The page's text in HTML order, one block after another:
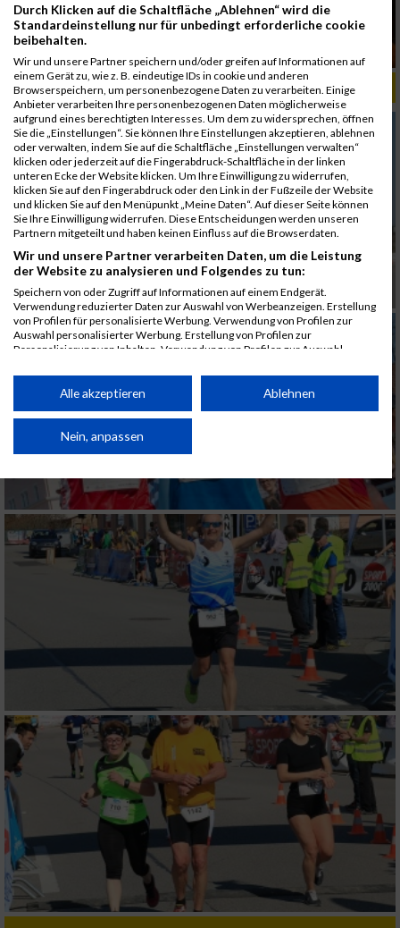
ALBUM MARKTLAUF KREMSMÜNSTER / 31.03.2019
Durch Klicken auf die Schaltfläche „Ablehnen“ wird die
Standardeinstellung nur für unbedingt erforderliche cookie
beibehalten.
Wir und unsere Partner speichern und/oder greifen auf Informationen auf
einem Gerät zu, wie z. B. eindeutige IDs in cookie und anderen
Browserspeichern, um personenbezogene Daten zu verarbeiten. Einige
Anbieter verarbeiten Ihre personenbezogenen Daten möglicherweise
aufgrund eines berechtigten Interesses. Um dem zu widersprechen, öffnen
Sie die „Einstellungen“. Sie können Ihre Einstellungen akzeptieren, ablehnen
oder verwalten, indem Sie auf die Schaltfläche „Einstellungen verwalten“
klicken oder jederzeit auf die Fingerabdruck-Schaltfläche in der linken
unteren Ecke der Website klicken. Um Ihre Einwilligung zu widerrufen,
klicken Sie auf den Fingerabdruck oder den Link in der Fußzeile der Website
und klicken Sie auf den Menüpunkt „Meine Daten“. Auf dieser Seite können
Sie Ihre Einwilligung widerrufen. Diese Entscheidungen werden unseren
Partnern mitgeteilt und haben keinen Einfluss auf die Browserdaten.
Wir und unsere Partner verarbeiten Daten, um die Leistung
der Website zu analysieren und Folgendes zu tun:
Speichern von oder Zugriff auf Informationen auf einem Endgerät.
Verwendung reduzierter Daten zur Auswahl von Werbeanzeigen. Erstellung
von Profilen für personalisierte Werbung. Verwendung von Profilen zur
Auswahl personalisierter Werbung. Erstellung von Profilen zur
Personalisierung von Inhalten. Verwendung von Profilen zur Auswahl
Performance von Inhalten. Analyse von Zielgruppen durch Statistiken oder
Kombinationen von Daten aus verschiedenen Quellen. Entwicklung und
von Inhalten.
Daten können außerhalb der Europäischen Union weitergegeben und in die
Website/App.
Partnerliste anzeigen (1 IAB-Anbieter)
Wir nutzen Ihre Daten für folgende Zwecke:
IAB-Verarbeitungszwecke:
Speichern von oder Zugriff auf Informationen
Verwendung reduzierter Daten zur Auswahl
von Werbeanzeigen
Erstellung von Profilen für personalisierte
Werbung
Verwendung von Profilen zur Auswahl
personalisierter Werbung
Erstellung von Profilen zur Personalisierung
von Inhalten
Verwendung von Profilen zur Auswahl
personalisierter Inhalte
Alle akzeptieren Ablehnen
Nein, anpassen